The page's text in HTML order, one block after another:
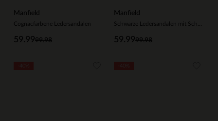
Manfield
Cognacfarbene Ledersandalen
99.98
59.99
Manfield
99.98
59.99